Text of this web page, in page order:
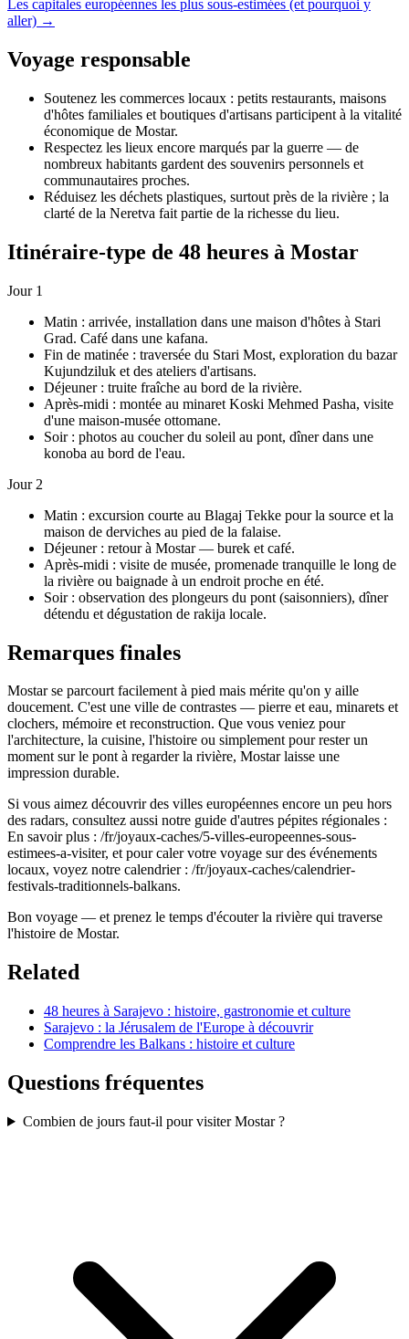
Les capitales européennes les plus sous-estimées (et pourquoi y
aller) →
Voyage responsable
Soutenez les commerces locaux : petits restaurants, maisons
d'hôtes familiales et boutiques d'artisans participent à la vitalité
économique de Mostar.
Respectez les lieux encore marqués par la guerre — de
nombreux habitants gardent des souvenirs personnels et
communautaires proches.
Réduisez les déchets plastiques, surtout près de la rivière ; la
clarté de la Neretva fait partie de la richesse du lieu.
Itinéraire-type de 48 heures à Mostar
Jour 1
Matin : arrivée, installation dans une maison d'hôtes à Stari
Grad. Café dans une kafana.
Fin de matinée : traversée du Stari Most, exploration du bazar
Kujundziluk et des ateliers d'artisans.
Déjeuner : truite fraîche au bord de la rivière.
Après-midi : montée au minaret Koski Mehmed Pasha, visite
d'une maison-musée ottomane.
Soir : photos au coucher du soleil au pont, dîner dans une
konoba au bord de l'eau.
Jour 2
Matin : excursion courte au Blagaj Tekke pour la source et la
maison de derviches au pied de la falaise.
Déjeuner : retour à Mostar — burek et café.
Après-midi : visite de musée, promenade tranquille le long de
la rivière ou baignade à un endroit proche en été.
Soir : observation des plongeurs du pont (saisonniers), dîner
détendu et dégustation de rakija locale.
Remarques finales
Mostar se parcourt facilement à pied mais mérite qu'on y aille
doucement. C'est une ville de contrastes — pierre et eau, minarets et
clochers, mémoire et reconstruction. Que vous veniez pour
l'architecture, la cuisine, l'histoire ou simplement pour rester un
moment sur le pont à regarder la rivière, Mostar laisse une
impression durable.
Si vous aimez découvrir des villes européennes encore un peu hors
des radars, consultez aussi notre guide d'autres pépites régionales :
En savoir plus : /fr/joyaux-caches/5-villes-europeennes-sous-
estimees-a-visiter, et pour caler votre voyage sur des événements
locaux, voyez notre calendrier : /fr/joyaux-caches/calendrier-
festivals-traditionnels-balkans.
Bon voyage — et prenez le temps d'écouter la rivière qui traverse
l'histoire de Mostar.
Related
48 heures à Sarajevo : histoire, gastronomie et culture
Sarajevo : la Jérusalem de l'Europe à découvrir
Comprendre les Balkans : histoire et culture
Questions fréquentes
Combien de jours faut-il pour visiter Mostar ?